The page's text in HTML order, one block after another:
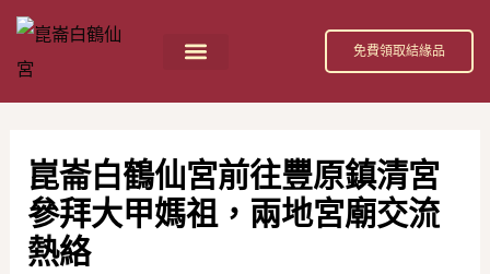
免費領取結緣品
崑崙白鶴仙宮前往豐原鎮清宮
參拜大甲媽祖，兩地宮廟交流
熱絡
Post